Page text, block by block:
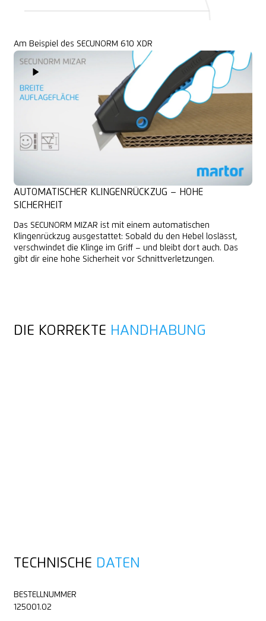
AUTOMATISCHER KLINGENRÜCKZUG – HOHE
SICHERHEIT
Das SECUNORM MIZAR ist mit einem automatischen
Klingenrückzug ausgestattet: Sobald du den Hebel loslässt,
verschwindet die Klinge im Griff – und bleibt dort auch. Das
gibt dir eine hohe Sicherheit vor Schnittverletzungen.
Am Beispiel des SECUNORM 610 XDR
Play Video
DIE KORREKTE HANDHABUNG
TECHNISCHE DATEN
BESTELLNUMMER
125001.02